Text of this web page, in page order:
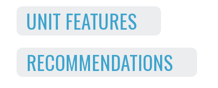
UNIT FEATURES
RECOMMENDATIONS